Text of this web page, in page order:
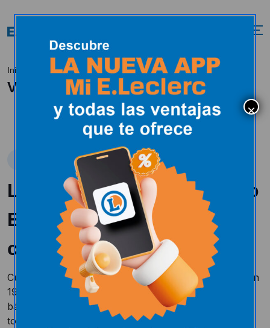
Inicio Movimiento Valores y compromiso
Valores y compromiso
La filosofía del movimiento
E.Leclerc: democratizar el
consumo
Cuando Édouard Leclerc creó los centros E.Leclerc en
1949, se centró en distribuir a la sociedad productos
básicos y exclusivos a precios accesibles, desafiando
todo tipo de obstáculos para eliminar intermediarios y